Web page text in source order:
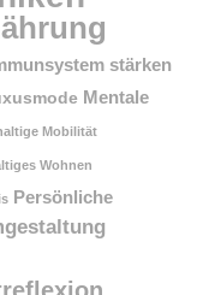
stärken
Mentale
Mobilität
Wohnen
Persönliche